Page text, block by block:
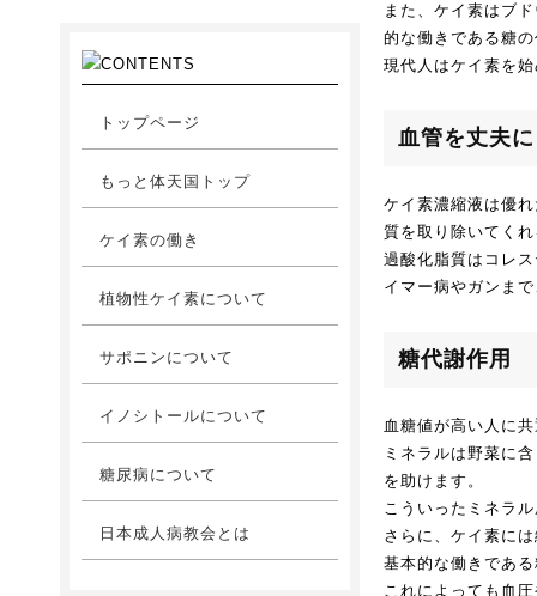
また、ケイ素はブ
的な働きである糖
現代人はケイ素を
血管を丈夫に
ケイ素濃縮液は優
質を取り除いてく
過酸化脂質はコレ
イマー病やガンま
糖代謝作用
血糖値が高い人に
ミネラルは野菜に
を助けます。
こういったミネラ
さらに、ケイ素に
基本的な働きであ
これによっても血
トップページ
もっと体天国トップ
ケイ素の働き
植物性ケイ素について
サポニンについて
イノシトールについて
糖尿病について
日本成人病教会とは